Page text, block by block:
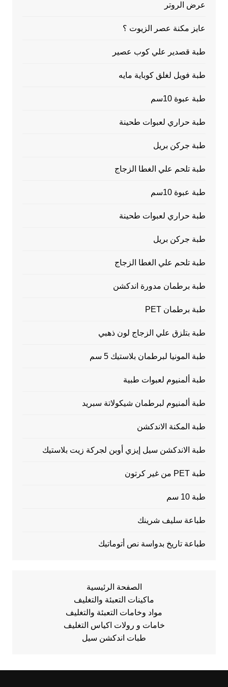
عرض الروتر
عايز مكنة عصر الزيوت ؟
طبة قصدير علي كوب عصير
طبة فويل لغلق كوباية مايه
طبة عبوة 10سم
طبة حراري لعبوات طحينة
طبة جركن بريل
طبة تلحم علي الغطا الزجاج
طبة عبوة 10سم
طبة حراري لعبوات طحينة
طبة جركن بريل
طبة تلحم علي الغطا الزجاج
طبة برطمان مدورة اندكشن
طبة برطمان PET
طبة بتلزق علي الزجاج لون ذهبي
طبة المونيا لبرطمان بلاستيك 5 سم
طبة ألمنيوم لعبوات طبية
طبة ألمنيوم لبرطمان شيكولاتة سبريد
طبة المكنة الاندكشن
طبة الاندكشن سيل إيزي أوبن لجركة زيت بلاستيك
طبة PET من غير كرتون
طبة 10 سم
طباعة سليف شرينك
طباعة تاريخ بدواسة نص أتوماتيك
الصفحة الرئيسية
ماكينات التعبئة والتغليف
مواد وخامات التعبئة والتغليف
خامات و رولات اكياس التغليف
طبات اندكشن سيل